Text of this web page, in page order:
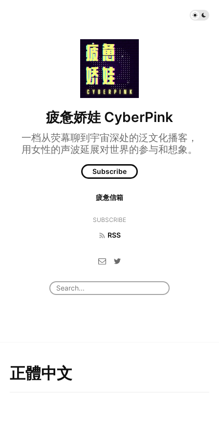
疲惫娇娃 CyberPink
一档从荧幕聊到宇宙深处的泛文化播客，
用女性的声波延展对世界的参与和想象。
Subscribe
疲惫信箱
SUBSCRIBE
RSS
正體中文